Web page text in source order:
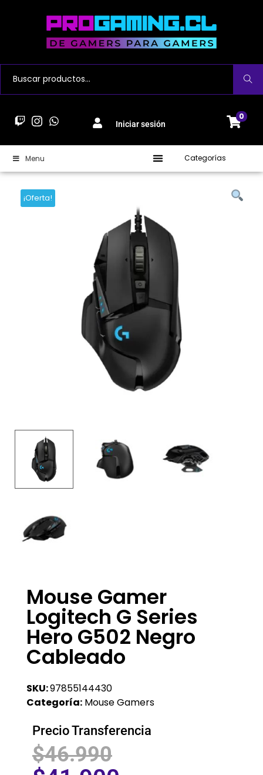
Buscar
Iniciar sesión
0
Menu Categorías
¡Oferta!
Mouse Gamer
Logitech G Series
Hero G502 Negro
Cableado
SKU:97855144430
Categoría: Mouse Gamers
Precio Transferencia
$46.990